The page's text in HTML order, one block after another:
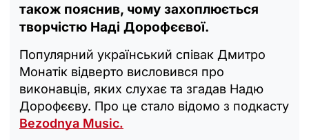
також пояснив, чому захоплюється
творчістю Наді Дорофєєвої.
Популярний український співак Дмитро
Монатік відверто висловився про
виконавців, яких слухає та згадав Надю
Дорофєєву. Про це стало відомо з подкасту
Bezodnya Music.